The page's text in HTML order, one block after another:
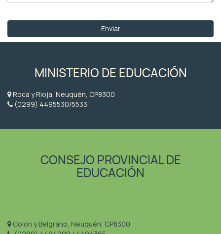
MINISTERIO DE EDUCACIÓN
Roca y Rioja, Neuquén, CP8300
(0299) 4495530/5533
CONSEJO PROVINCIAL DE
EDUCACIÓN
Colón y Belgrano, Neuquén, CP8300